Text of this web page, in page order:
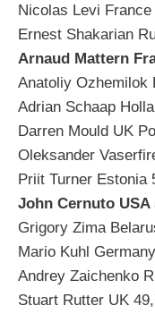
Nicolas Levi
Ernest Shakarian
Arnaud Mattern
Anatoliy Ozhemilok
Adrian Schaap
Darren Mould UK
Oleksander
Priit Turner Estonia
John Cernuto USA
Grigory Zima
Mario Kuhl
Andrey Zaichenko
Stuart Rutter UK